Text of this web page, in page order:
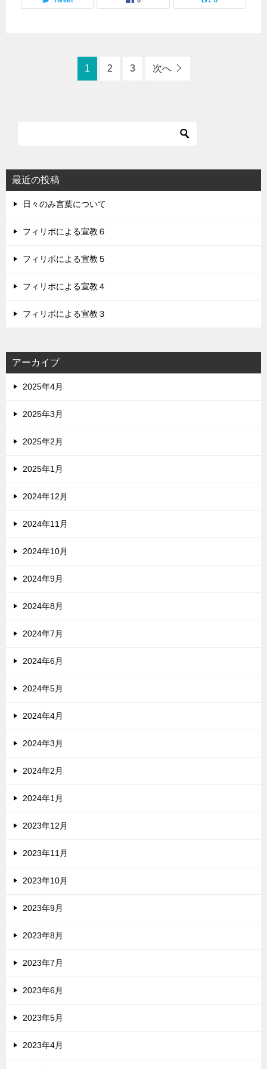
1 2 3 次へ
最近の投稿
日々のみ言葉について
フィリポによる宣教６
フィリポによる宣教５
フィリポによる宣教４
フィリポによる宣教３
アーカイブ
2025年4月
2025年3月
2025年2月
2025年1月
2024年12月
2024年11月
2024年10月
2024年9月
2024年8月
2024年7月
2024年6月
2024年5月
2024年4月
2024年3月
2024年2月
2024年1月
2023年12月
2023年11月
2023年10月
2023年9月
2023年8月
2023年7月
2023年6月
2023年5月
2023年4月